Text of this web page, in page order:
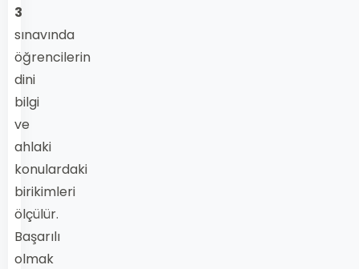
3
sınavında
öğrencilerin
dini
bilgi
ve
ahlaki
konulardaki
birikimleri
ölçülür.
Başarılı
olmak